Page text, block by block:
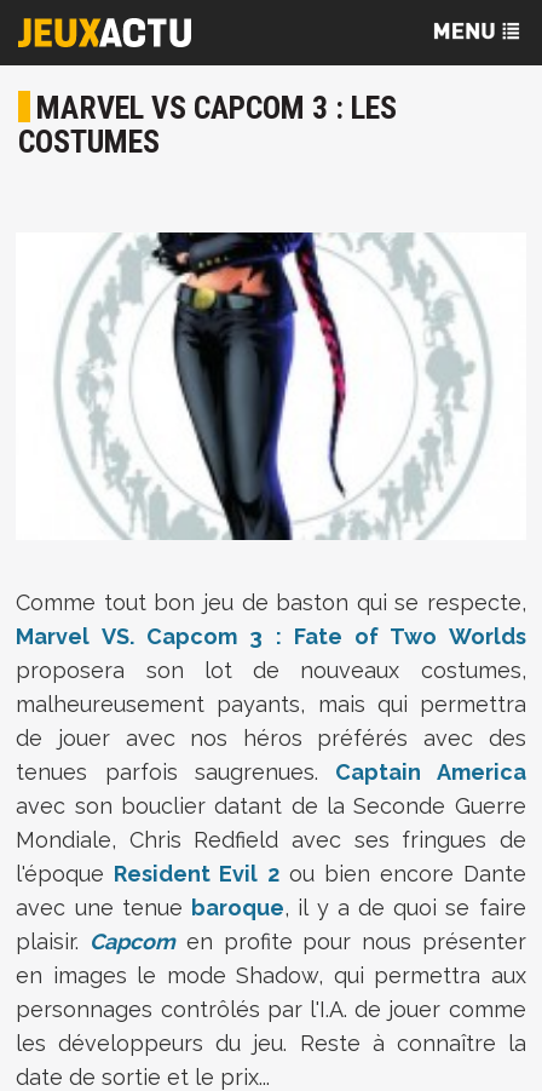
MARVEL VS CAPCOM 3 : LES
COSTUMES
Comme tout bon jeu de baston qui se respecte,
Marvel VS. Capcom 3 : Fate of Two Worlds
proposera son lot de nouveaux costumes,
malheureusement payants, mais qui permettra
de jouer avec nos héros préférés avec des
tenues parfois saugrenues. Captain America
avec son bouclier datant de la Seconde Guerre
Mondiale, Chris Redfield avec ses fringues de
l'époque Resident Evil 2ou bien encore Dante
avec une tenue baroque, il y a de quoi se faire
plaisir. Capcomen profite pour nous présenter
en images le mode Shadow, qui permettra aux
personnages contrôlés par l'I.A. de jouer comme
les développeurs du jeu. Reste à connaître la
date de sortie et le prix...